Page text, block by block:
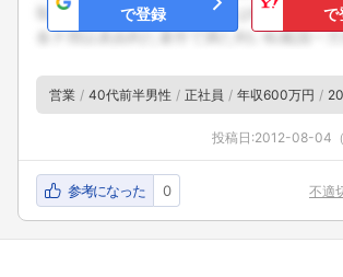
で登録
で
営業 40代前半男性 正社員 年収600万円
投稿日:2012-08-04
参考になった 0 不適